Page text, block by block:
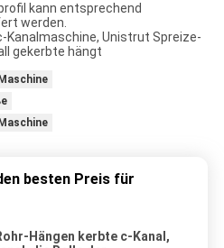
kann entsprechend
werden.
Kanalmaschine, Unistrut Spreize-
gekerbte hängt
besten Preis für
Hängen kerbte c-Kanal,